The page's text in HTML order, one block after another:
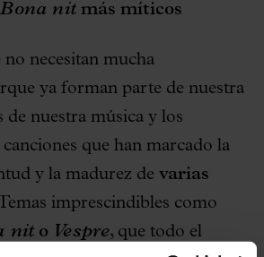
Bona nit más míticos
necesitan mucha
ya forman parte de nuestra
de nuestra música y los
que han marcado la
y la madurez de varias
imprescindibles como
nit o Vespre, que todo el